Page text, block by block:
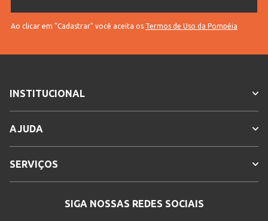
Ao clicar em "Cadastrar" você aceita os Termos de Uso da Pompéia
INSTITUCIONAL
AJUDA
SERVIÇOS
SIGA NOSSAS REDES SOCIAIS